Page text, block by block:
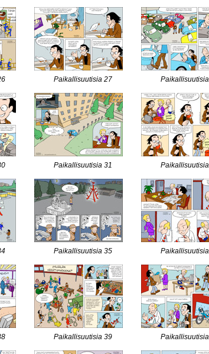
Paikallisuutisia 27
Paikallisuutisia 31
Paikallisuutisia 35
Paikallisuutisia 39